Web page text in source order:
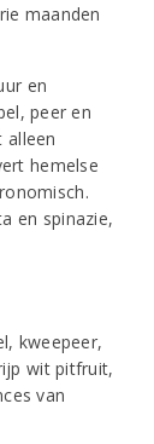
maanden
en
peer en
alleen
hemelse
en spinazie,
kweepeer,
wit pitfruit,
van